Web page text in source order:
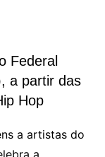
Federal
a partir das
Hop
a artistas do